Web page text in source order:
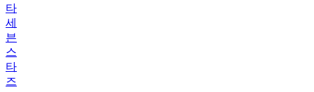
타
세
븐
스
타
즈